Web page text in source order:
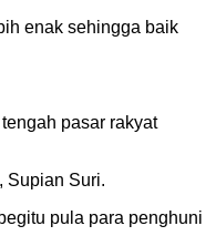
enak sehingga baik
pasar rakyat
Supian Suri.
pula para penghuni